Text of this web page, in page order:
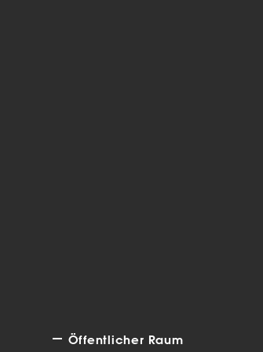
Öffentlicher Raum